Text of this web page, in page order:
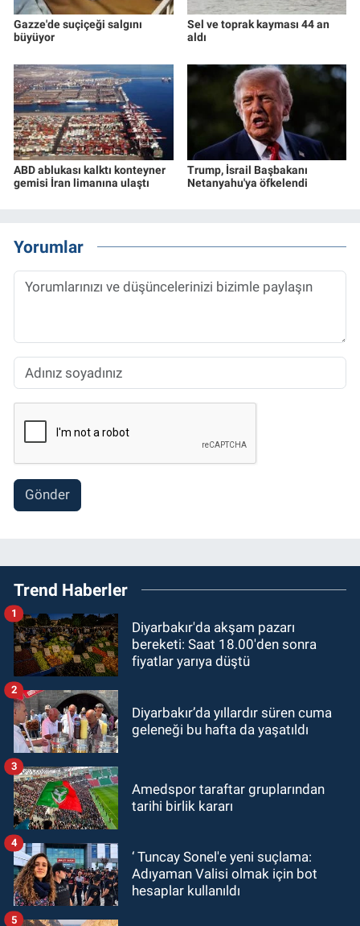
Gazze'de suçiçeği salgını
büyüyor
Sel ve toprak kayması 44 an
aldı
ABD ablukası kalktı konteyner
gemisi İran limanına ulaştı
Trump, İsrail Başbakanı
Netanyahu'ya öfkelendi
Yorumlar
Gönder
Trend Haberler
Diyarbakır'da akşam pazarı
bereketi: Saat 18.00'den sonra
fiyatlar yarıya düştü
1
Diyarbakır’da yıllardır süren cuma
geleneği bu hafta da yaşatıldı
2
Amedspor taraftar gruplarından
tarihi birlik kararı
3
‘ Tuncay Sonel'e yeni suçlama:
Adıyaman Valisi olmak için bot
hesaplar kullanıldı
4
5